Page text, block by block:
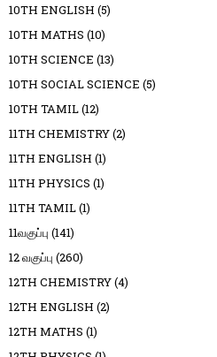
10TH ENGLISH (5)
10TH MATHS (10)
10TH SCIENCE (13)
10TH SOCIAL SCIENCE (5)
10TH TAMIL(12)
11TH CHEMISTRY(2)
11TH ENGLISH (1)
11TH PHYSICS (1)
11TH TAMIL(1)
11வகுப்பு (141)
12 வகுப்பு (260)
12TH CHEMISTRY(4)
12TH ENGLISH (2)
12TH MATHS (1)